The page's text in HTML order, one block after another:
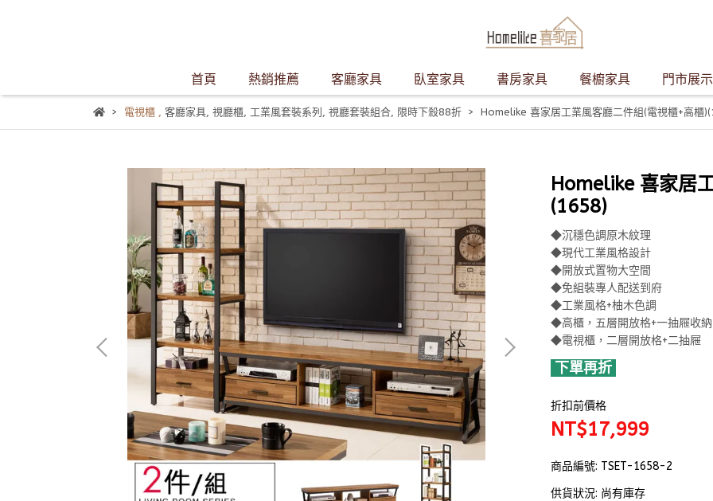
首頁 熱銷推薦 客廳家具 臥室家具 書房家具 餐櫥家具 門市展示
電視櫃, 客廳家具, 視廳櫃, 工業風套裝系列 , 視廳套裝組合, 限時下殺88折 Homelike 喜家居工業風客廳二件組(電視櫃+高櫃
Homelike 喜家居
(1658)
◆沉穩色調原木紋理
◆現代工業風格設計
◆開放式置物大空間
◆免組裝專人配送到府
◆工業風格+柚木色調
◆高櫃，五層開放格+一抽屜收納
◆電視櫃，二層開放格+二抽屜
下單再折
折扣前價格
NT$17,999
商品編號: TSET-1658-2
供貨狀況: 尚有庫存